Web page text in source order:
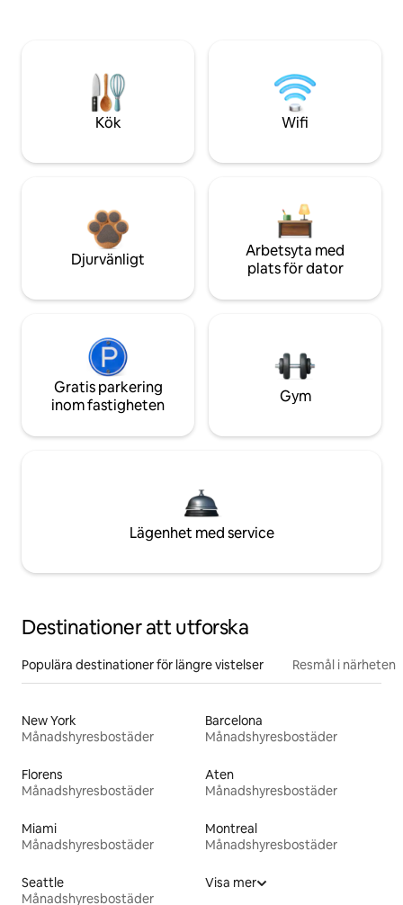
Kök Wifi
Djurvänligt
Arbetsyta med
plats för dator
Gratis parkering
inom fastigheten
Gym
Lägenhet med service
Destinationer att utforska
Populära destinationer för längre vistelser Resmål i närheten
New York
Månadshyresbostäder
Barcelona
Månadshyresbostäder
Florens
Månadshyresbostäder
Aten
Månadshyresbostäder
Miami
Månadshyresbostäder
Montreal
Månadshyresbostäder
Seattle
Månadshyresbostäder
Visa mer